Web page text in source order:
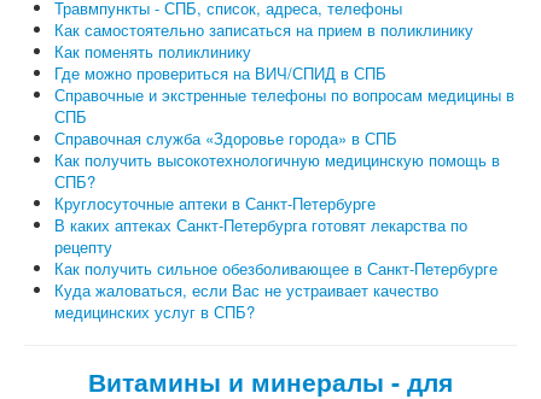
Травмпункты - СПБ, список, адреса, телефоны
Как самостоятельно записаться на прием в поликлинику
Как поменять поликлинику
Где можно провериться на ВИЧ/СПИД в СПБ
Справочные и экстренные телефоны по вопросам медицины в
СПБ
Справочная служба «Здоровье города» в СПБ
Как получить высокотехнологичную медицинскую помощь в
СПБ?
Круглосуточные аптеки в Санкт-Петербурге
В каких аптеках Санкт-Петербурга готовят лекарства по
рецепту
Как получить сильное обезболивающее в Санкт-Петербурге
Куда жаловаться, если Вас не устраивает качество
медицинских услуг в СПБ?
Витамины и минералы - для